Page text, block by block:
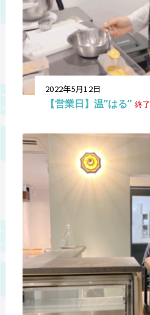
2022年5月12日
【営業日】温”はる” 終了